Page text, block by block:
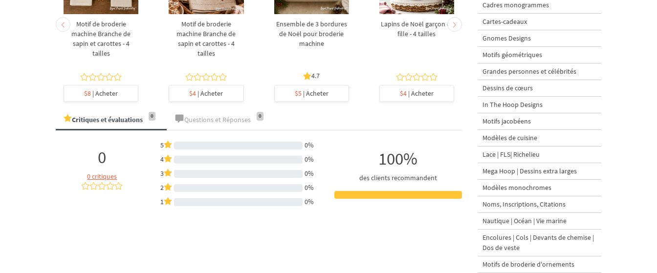
Motif de broderie
machine Branche de
sapin et carottes - 4
tailles
$8 | Acheter
Motif de broderie
machine Branche de
sapin et carottes - 4
tailles
$4 | Acheter
Ensemble de 3 bordures
de Noël pour broderie
machine
4.7
$5| Acheter
Lapins de Noël garçon et
fille - 4 tailles
$4| Acheter
Chevreau au nœud rouge
– broderie machine, 4
tailles
Critiques et évaluations 0 Questions et Réponses 0
0
0 critiques
5
0%
4
0%
3
0%
2
0%
1
0%
100%
des clients recommandent
Cadres monogrammes
Cartes-cadeaux
Gnomes Designs
Motifs géométriques
Grandes personnes et célébrités
Dessins de cœurs
In The Hoop Designs
Motifs jacobéens
Modèles de cuisine
Lace | FLS| Richelieu
Mega Hoop | Dessins extra larges
Modèles monochromes
Noms, Inscriptions, Citations
Nautique | Océan | Vie marine
Encolures | Cols | Devants de chemise |
Dos de veste
Motifs de broderie d'ornements